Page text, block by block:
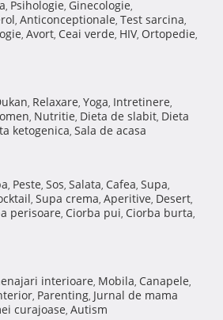
, Psihologie, Ginecologie,
, Anticonceptionale, Test sarcina,
, Avort, Ceai verde, HIV, Ortopedie,
, Relaxare, Yoga, Intretinere,
, Nutritie, Dieta de slabit, Dieta
ketogenica, Sala de acasa
, Peste, Sos, Salata, Cafea, Supa,
, Supa crema, Aperitive, Desert,
perisoare, Ciorba pui, Ciorba burta,
interioare, Mobila, Canapele,
, Parenting, Jurnal de mama
curajoase, Autism